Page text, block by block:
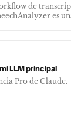
de
es
LLM principal
Pro de Claude.